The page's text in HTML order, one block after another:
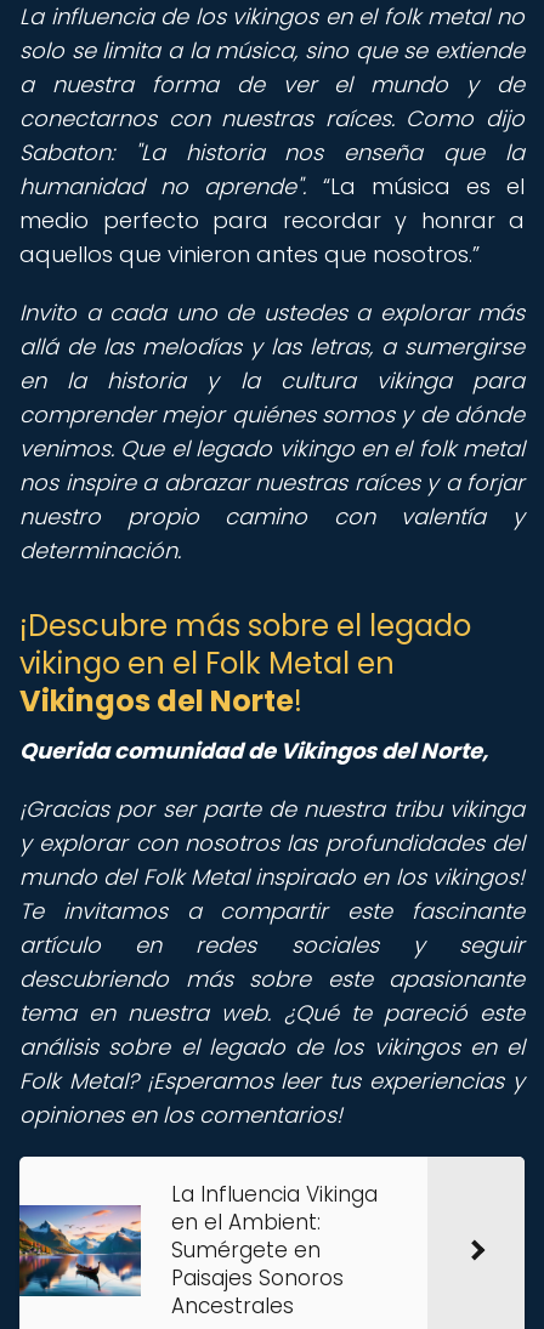
La influencia de los vikingos en el folk metal no
solo se limita a la música, sino que se extiende
a nuestra forma de ver el mundo y de
conectarnos con nuestras raíces. Como dijo
Sabaton: "La historia nos enseña que la
humanidad no aprende".
La música es el
medio perfecto para recordar y honrar a
aquellos que vinieron antes que nosotros.
Invito a cada uno de ustedes a explorar más
allá de las melodías y las letras, a sumergirse
en la historia y la cultura vikinga para
comprender mejor quiénes somos y de dónde
venimos. Que el legado vikingo en el folk metal
nos inspire a abrazar nuestras raíces y a forjar
nuestro propio camino con valentía y
determinación.
¡Descubre más sobre el legado
vikingo en el Folk Metal en
Vikingos del Norte!
Querida comunidad de Vikingos del Norte,
¡Gracias por ser parte de nuestra tribu vikinga
y explorar con nosotros las profundidades del
mundo del Folk Metal inspirado en los vikingos!
Te invitamos a compartir este fascinante
artículo en redes sociales y seguir
descubriendo más sobre este apasionante
tema en nuestra web. ¿Qué te pareció este
análisis sobre el legado de los vikingos en el
Folk Metal? ¡Esperamos leer tus experiencias y
opiniones en los comentarios!
La Influencia Vikinga
en el Ambient:
Sumérgete en
Paisajes Sonoros
Ancestrales